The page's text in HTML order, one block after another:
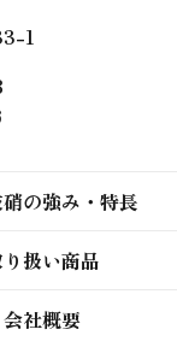
1
の強み・特長
扱い商品
会社概要